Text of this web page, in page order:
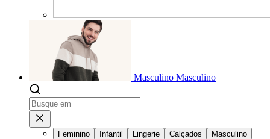
Masculino Masculino
Feminino Infantil Lingerie Calçados
Masculino